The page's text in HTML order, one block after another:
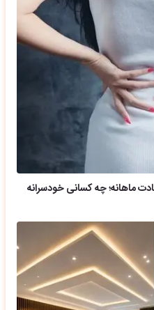
ماهانه؛ چه کسانی خودسرانه